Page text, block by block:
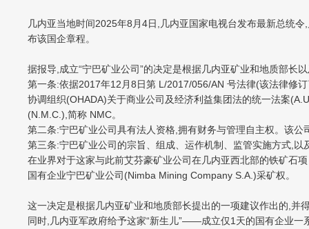
几内亚当地时间2025年8月4日,几内亚国家电视台发布最新总统
布该国企章程。
据报导,成立“宁巴矿业公司”的决定是根据几内亚矿业和地质部长
第一条:依据2017年12月8日第 L/2017/056/AN 号法律(该法律修
协调组织(OHADA)关于商业公司及经济利益集团法的统一法案
(N.M.C.),简称 NMC。
第二条:宁巴矿业公司具有法人资格,拥有财务与管理自主权。该
第三条:宁巴矿业公司的宗旨、组成、运作机制、监管实施方式,
在业界对于这家与此前艾芬豪矿业公司在几内亚西北部的铁矿石
国有企业宁巴矿业公司(Nimba Mining Company S.A.)采矿权。
这一决定是根据几内亚矿业和地质部长提出的一项建议作出的,并
同时,几内亚军政府给予这家“新生儿”——成立仅1天的国有企业一